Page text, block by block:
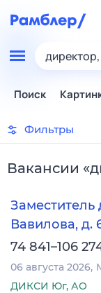
Поиск
Фильтры
Вакансии «
Заместитель
Вавилова, д.
74 841–106
06 августа 2026
ДИКСИ Юг, АО